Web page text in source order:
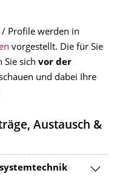
/ Profile werden in
vorgestellt. Die für Sie
Sie sich vor der
und dabei Ihre
Austausch &